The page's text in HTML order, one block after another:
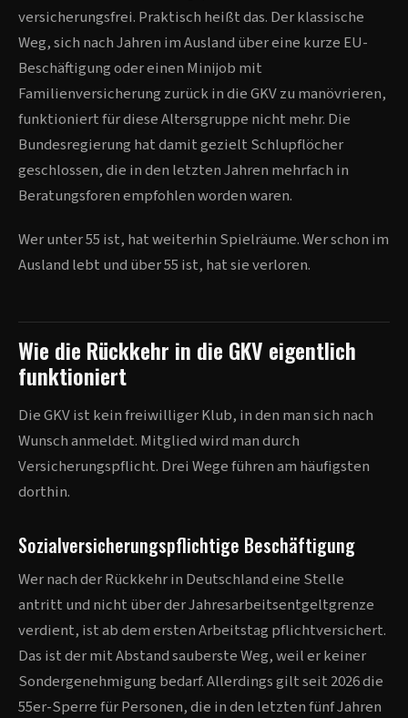
versicherungsfrei. Praktisch heißt das. Der klassische
Weg, sich nach Jahren im Ausland über eine kurze EU-
Beschäftigung oder einen Minijob mit
Familienversicherung zurück in die GKV zu manövrieren,
funktioniert für diese Altersgruppe nicht mehr. Die
Bundesregierung hat damit gezielt Schlupflöcher
geschlossen, die in den letzten Jahren mehrfach in
Beratungsforen empfohlen worden waren.
Wer unter 55 ist, hat weiterhin Spielräume. Wer schon im
Ausland lebt und über 55 ist, hat sie verloren.
Wie die Rückkehr in die GKV eigentlich
funktioniert
Die GKV ist kein freiwilliger Klub, in den man sich nach
Wunsch anmeldet. Mitglied wird man durch
Versicherungspflicht. Drei Wege führen am häufigsten
dorthin.
Sozialversicherungspflichtige Beschäftigung
Wer nach der Rückkehr in Deutschland eine Stelle
antritt und nicht über der Jahresarbeitsentgeltgrenze
verdient, ist ab dem ersten Arbeitstag pflichtversichert.
Das ist der mit Abstand sauberste Weg, weil er keiner
Sondergenehmigung bedarf. Allerdings gilt seit 2026 die
55er-Sperre für Personen, die in den letzten fünf Jahren